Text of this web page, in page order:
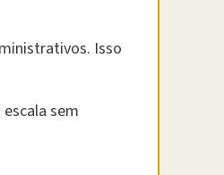
Isso
sem